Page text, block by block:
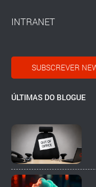
INTRANET
SUBSCREVER
ÚLTIMAS DO BLOGUE